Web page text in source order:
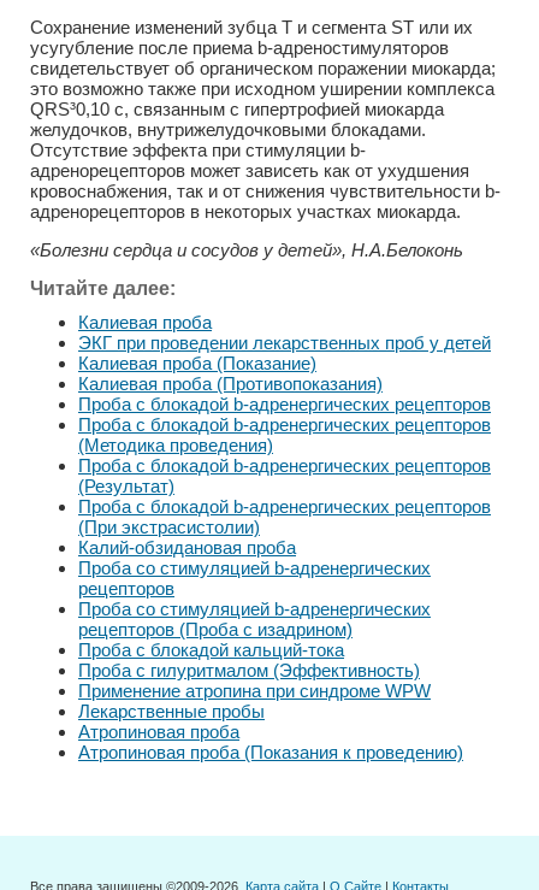
Сохранение изменений зубца Т и сегмента ST или их
усугубление после приема b-адреностимуляторов
свидетельствует об органическом поражении миокарда;
это возможно также при исходном уширении комплекса
QRS³0,10 с, связанным с гипертрофией миокарда
желудочков, внутрижелудочковыми блокадами.
Отсутствие эффекта при стимуляции b-
адренорецепторов может зависеть как от ухудшения
кровоснабжения, так и от снижения чувствительности b-
адренорецепторов в некоторых участках миокарда.
«Болезни сердца и сосудов у детей», Н.А.Белоконь
Читайте далее:
Калиевая проба
ЭКГ при проведении лекарственных проб у детей
Калиевая проба (Показание)
Калиевая проба (Противопоказания)
Проба с блокадой b-адренергических рецепторов
Проба с блокадой b-адренергических рецепторов
(Методика проведения)
Проба с блокадой b-адренергических рецепторов
(Результат)
Проба с блокадой b-адренергических рецепторов
(При экстрасистолии)
Калий-обзидановая проба
Проба со стимуляцией b-адренергических
рецепторов
Проба со стимуляцией b-адренергических
рецепторов (Проба с изадрином)
Проба с блокадой кальций-тока
Проба с гилуритмалом (Эффективность)
Применение атропина при синдроме WPW
Лекарственные пробы
Атропиновая проба
Атропиновая проба (Показания к проведению)
Все права защищены ©2009-2026. Карта сайта | О Сайте | Контакты